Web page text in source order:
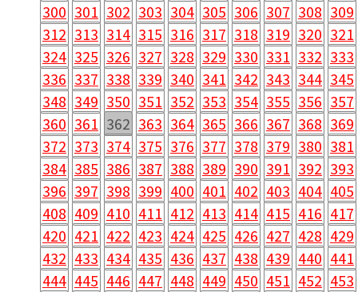
300 301 302 303 304 305 306 307 308 309
312 313 314 315 316 317 318 319 320 321
324 325 326 327 328 329 330 331 332 333
336 337 338 339 340 341 342 343 344 345
348 349 350 351 352 353 354 355 356 357
360 361 362 363 364 365 366 367 368 369
372 373 374 375 376 377 378 379 380 381
384 385 386 387 388 389 390 391 392 393
396 397 398 399 400 401 402 403 404 405
408 409 410 411 412 413 414 415 416 417
420 421 422 423 424 425 426 427 428 429
432 433 434 435 436 437 438 439 440 441
444 445 446 447 448 449 450 451 452 453